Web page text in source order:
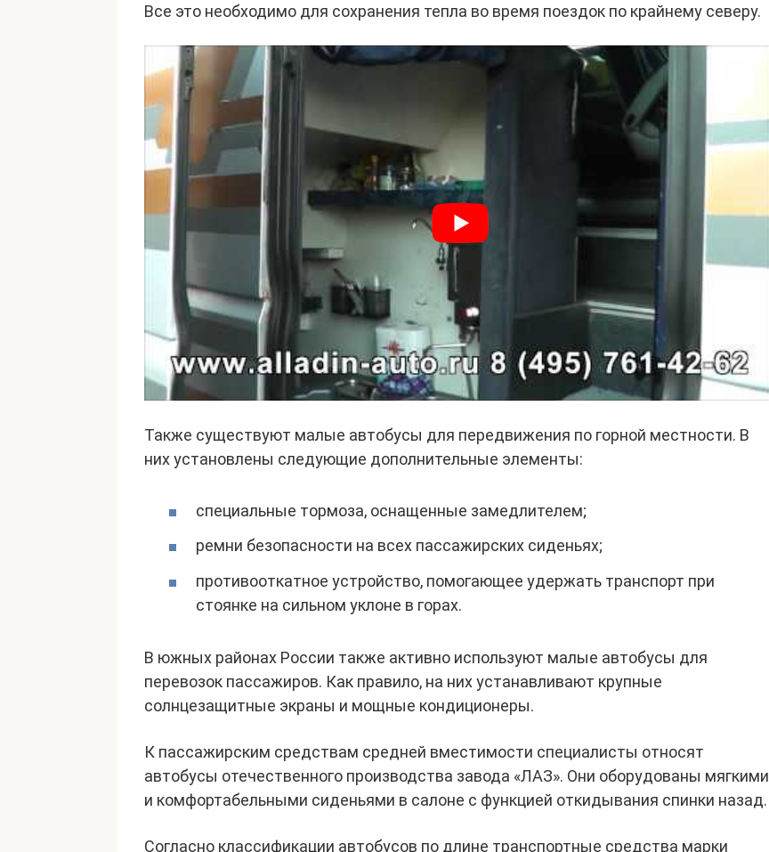
Все это необходимо для сохранения тепла во время поездок по крайнему северу.
Также существуют малые автобусы для передвижения по горной местности. В
них установлены следующие дополнительные элементы:
специальные тормоза, оснащенные замедлителем;
ремни безопасности на всех пассажирских сиденьях;
противооткатное устройство, помогающее удержать транспорт при
стоянке на сильном уклоне в горах.
В южных районах России также активно используют малые автобусы для
перевозок пассажиров. Как правило, на них устанавливают крупные
солнцезащитные экраны и мощные кондиционеры.
К пассажирским средствам средней вместимости специалисты относят
автобусы отечественного производства завода «ЛАЗ». Они оборудованы мягкими
и комфортабельными сиденьями в салоне с функцией откидывания спинки назад.
Согласно классификации автобусов по длине транспортные средства марки